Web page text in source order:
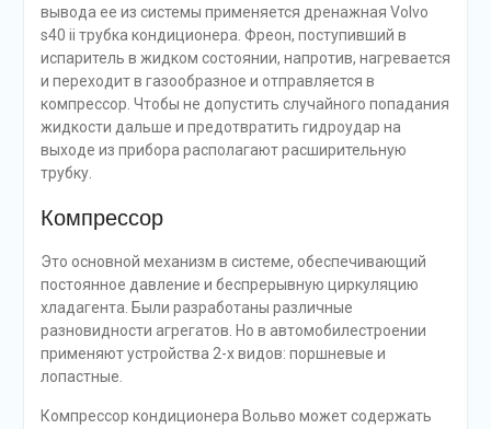
вывода ее из системы применяется дренажная Volvo
s40 ii трубка кондиционера. Фреон, поступивший в
испаритель в жидком состоянии, напротив, нагревается
и переходит в газообразное и отправляется в
компрессор. Чтобы не допустить случайного попадания
жидкости дальше и предотвратить гидроудар на
выходе из прибора располагают расширительную
трубку.
Компрессор
Это основной механизм в системе, обеспечивающий
постоянное давление и беспрерывную циркуляцию
хладагента. Были разработаны различные
разновидности агрегатов. Но в автомобилестроении
применяют устройства 2-х видов: поршневые и
лопастные.
Компрессор кондиционера Вольво может содержать